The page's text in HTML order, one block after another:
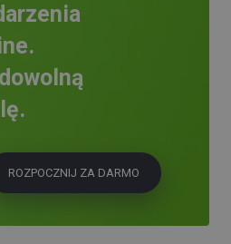
ROZPOCZNIJ ZA DARMO